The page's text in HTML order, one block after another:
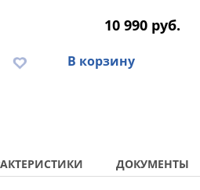
10 990 руб.
В корзину
ДОКУМЕНТЫ